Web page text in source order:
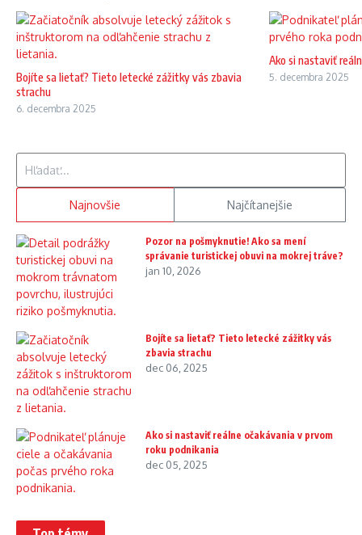
Bojíte sa lietať? Tieto letecké zážitky vás zbavia
strachu
6. decembra 2025
Ako si nastaviť
5. decembra 2025
Najnovšie Najčítanejšie
Pozor na pošmyknutie! Ako sa mení
správanie turistickej obuvi na mokrej tráve?
jan 10, 2026
Bojíte sa lietať? Tieto letecké zážitky vás
zbavia strachu
dec 06, 2025
Ako si nastaviť reálne očakávania v prvom
roku podnikania
dec 05, 2025